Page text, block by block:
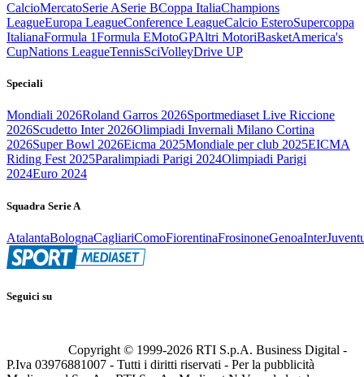
CalcioMercatoSerie ASerie BCoppa ItaliaChampions
LeagueEuropa LeagueConference LeagueCalcio EsteroSupercoppa
ItalianaFormula 1Formula EMotoGPAltri MotoriBasketAmerica's
CupNations LeagueTennisSciVolleyDrive UP
Speciali
Mondiali 2026Roland Garros 2026Sportmediaset Live Riccione
2026Scudetto Inter 2026Olimpiadi Invernali Milano Cortina
2026Super Bowl 2026Eicma 2025Mondiale per club 2025EICMA
Riding Fest 2025Paralimpiadi Parigi 2024Olimpiadi Parigi
2024Euro 2024
Squadra Serie A
AtalantaBolognaCagliariComoFiorentinaFrosinoneGenoaInter
Seguici su
Copyright © 1999-2026 RTI S.p.A. Business Digital -
P.Iva 03976881007 - Tutti i diritti riservati - Per la pubblicità